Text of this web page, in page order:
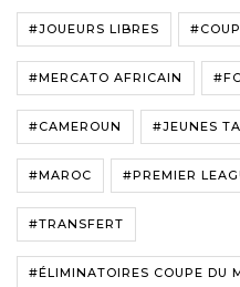
#JOUEURS LIBRES
#MERCATO AFRICAIN
#CAMEROUN #JEUNES
#MAROC #PREMIER
#TRANSFERT
#ÉLIMINATOIRES COUPE DU